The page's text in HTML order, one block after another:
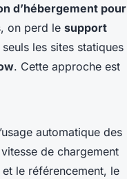
d’hébergement pour
on perd le support
les sites statiques
. Cette approche est
automatique des
de chargement
le référencement, le